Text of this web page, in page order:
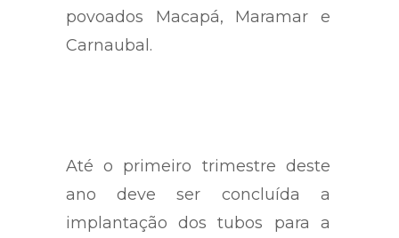
povoados Macapá, Maramar e
Carnaubal.
Até o primeiro trimestre deste
ano deve ser concluída a
implantação dos tubos para a